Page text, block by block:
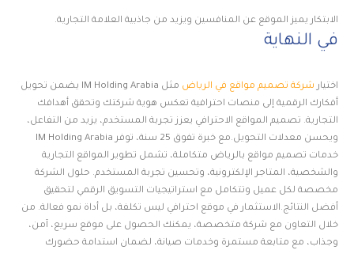
الابتكار يميز الموقع عن المنافسين ويزيد من جاذبية العلامة التجارية.
في النهاية
اختيار شركة تصميم مواقع في الرياض
مثل IM Holding Arabia يضمن تحويل
أفكارك الرقمية إلى منصات احترافية تعكس هوية شركتك وتحقق أهدافك
التجارية. تصميم المواقع الاحترافي يعزز تجربة المستخدم، يزيد من التفاعل،
ويحسن معدلات التحويل.مع خبرة تفوق 25 سنة، توفر IM Holding Arabia
خدمات تصميم مواقع بالرياض متكاملة، تشمل تطوير المواقع التجارية
والشخصية، المتاجر الإلكترونية، وتحسين تجربة المستخدم. حلول الشركة
مخصصة لكل عميل وتتكامل مع استراتيجيات التسويق الرقمي لتحقيق
أفضل النتائج.الاستثمار في موقع احترافي ليس تكلفة، بل أداة نمو فعالة. من
خلال التعاون مع شركة متخصصة، يمكنك الحصول على موقع سريع، آمن،
وجذاب، مع متابعة مستمرة وخدمات صيانة، لضمان استدامة حضورك